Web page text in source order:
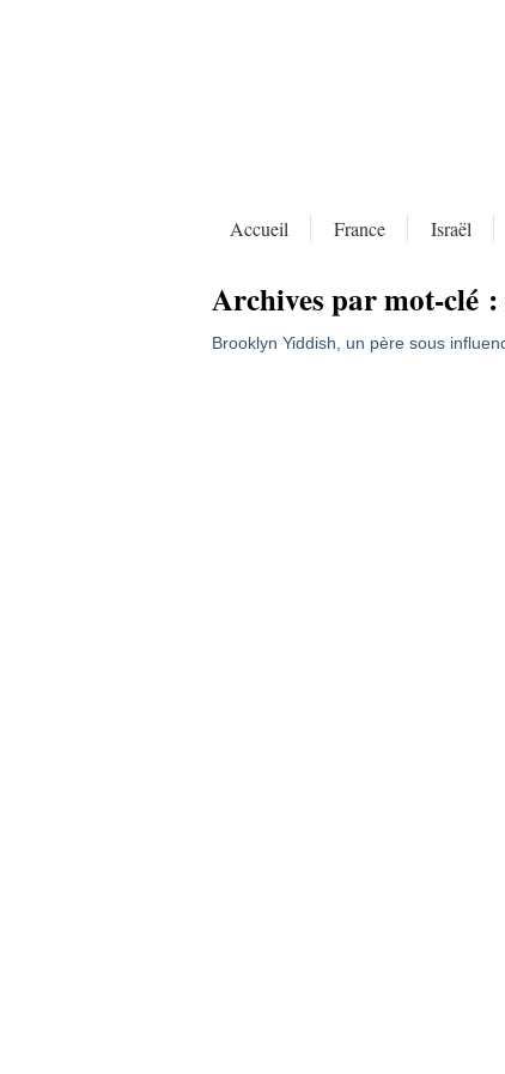
Accueil France Israël
Archives par mot-clé :
Brooklyn Yiddish, un père sous